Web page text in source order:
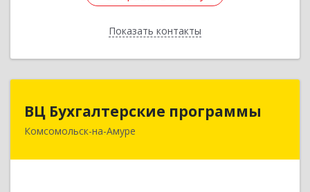
Показать контакты
Назад
ВЦ Бухгалтерские программы
Комсомольск-на-Амуре
681000, Хабаровский край, Комсомольск-на-